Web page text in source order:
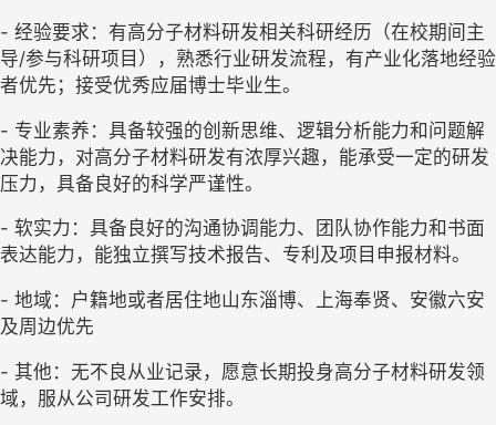
- 经验要求：有高分子材料研发相关科研经历（在校期间主
导/参与科研项目），熟悉行业研发流程，有产业化落地经验
者优先；接受优秀应届博士毕业生。
- 专业素养：具备较强的创新思维、逻辑分析能力和问题解
决能力，对高分子材料研发有浓厚兴趣，能承受一定的研发
压力，具备良好的科学严谨性。
- 软实力：具备良好的沟通协调能力、团队协作能力和书面
表达能力，能独立撰写技术报告、专利及项目申报材料。
- 地域：户籍地或者居住地山东淄博、上海奉贤、安徽六安
及周边优先
- 其他：无不良从业记录，愿意长期投身高分子材料研发领
域，服从公司研发工作安排。